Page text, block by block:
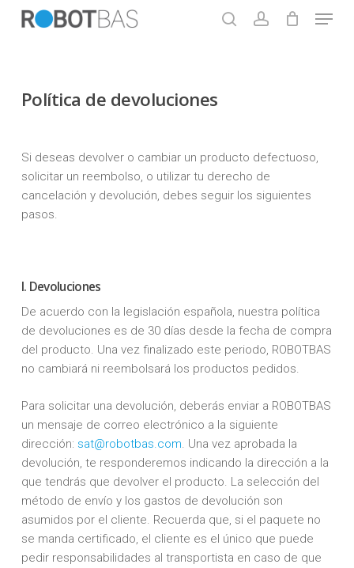
Skip
Menu
Política de devoluciones
Si deseas devolver o cambiar un producto defectuoso,
solicitar un reembolso, o utilizar tu derecho de
cancelación y devolución, debes seguir los siguientes
pasos.
I. Devoluciones
De acuerdo con la legislación española, nuestra política
de devoluciones es de 30 días desde la fecha de compra
del producto. Una vez finalizado este periodo, ROBOTBAS
no cambiará ni reembolsará los productos pedidos.
Para solicitar una devolución, deberás enviar a ROBOTBAS
un mensaje de correo electrónico a la siguiente
dirección: sat@robotbas.com . Una vez aprobada la
devolución, te responderemos indicando la dirección a la
que tendrás que devolver el producto. La selección del
método de envío y los gastos de devolución son
asumidos por el cliente. Recuerda que, si el paquete no
se manda certificado, el cliente es el único que puede
pedir responsabilidades al transportista en caso de que